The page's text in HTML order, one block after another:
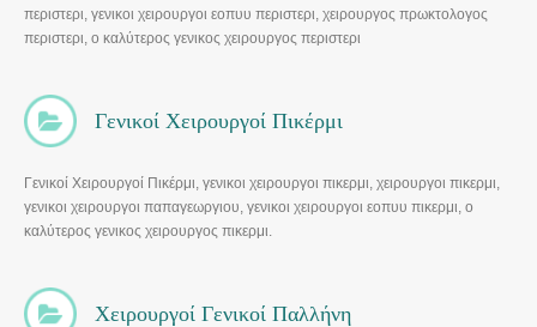
περιστερι, γενικοι χειρουργοι εοπυυ περιστερι, χειρουργος πρωκτολογος
περιστερι, ο καλύτερος γενικος χειρουργος περιστερι
Γενικοί Χειρουργοί Πικέρμι
Γενικοί Χειρουργοί Πικέρμι, γενικοι χειρουργοι πικερμι, χειρουργοι πικερμι,
γενικοι χειρουργοι παπαγεωργιου, γενικοι χειρουργοι εοπυυ πικερμι, ο
καλύτερος γενικος χειρουργος πικερμι.
Χειρουργοί Γενικοί Παλλήνη